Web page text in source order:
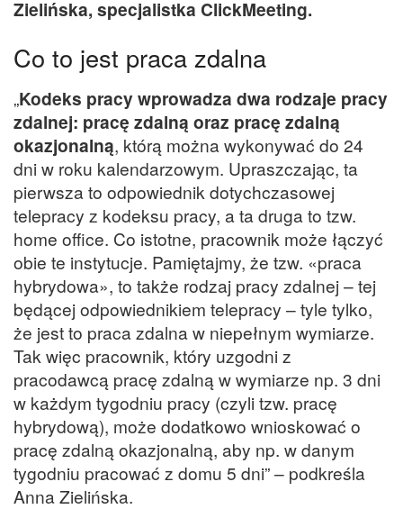
Zielińska, specjalistka ClickMeeting.
Co to jest praca zdalna
„Kodeks pracy wprowadza dwa rodzaje pracy
zdalnej: pracę zdalną oraz pracę zdalną
okazjonalną, którą można wykonywać do 24
dni w roku kalendarzowym. Upraszczając, ta
pierwsza to odpowiednik dotychczasowej
telepracy z kodeksu pracy, a ta druga to tzw.
home office. Co istotne, pracownik może łączyć
obie te instytucje. Pamiętajmy, że tzw. «praca
hybrydowa», to także rodzaj pracy zdalnej – tej
będącej odpowiednikiem telepracy – tyle tylko,
że jest to praca zdalna w niepełnym wymiarze.
Tak więc pracownik, który uzgodni z
pracodawcą pracę zdalną w wymiarze np. 3 dni
w każdym tygodniu pracy (czyli tzw. pracę
hybrydową), może dodatkowo wnioskować o
pracę zdalną okazjonalną, aby np. w danym
tygodniu pracować z domu 5 dni” – podkreśla
Anna Zielińska.